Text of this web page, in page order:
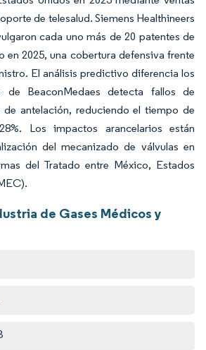
de telesalud. Siemens Healthineers
cada uno más de 20 patentes de
en 2025, una cobertura defensiva frente
El análisis predictivo diferencia los
de BeaconMedaes detecta fallos de
de antelación, reduciendo el tiempo de
Los impactos arancelarios están
del mecanizado de válvulas en
del Tratado entre México, Estados
de Gases Médicos y